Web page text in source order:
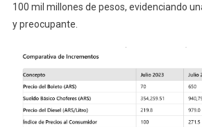
100 mil millones de pesos, evidenciando
y preocupante.